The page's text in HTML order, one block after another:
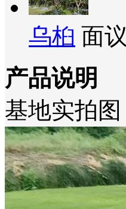
乌桕 面议
产品说明
基地实拍图